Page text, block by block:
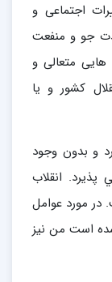
اجتماعی و
جو و منفعت
متعالی و
کشور و یا
و بدون وجود
انقلاب
در مورد عوامل
است من نیز